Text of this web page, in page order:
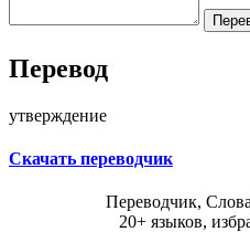
Перевод
утверждение
Скачать переводчик
Переводчик,
20+ языков,